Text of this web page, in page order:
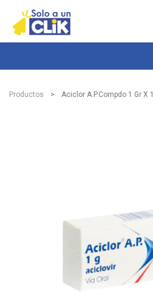
Productos Aciclor A.P.Compdo 1 Gr X